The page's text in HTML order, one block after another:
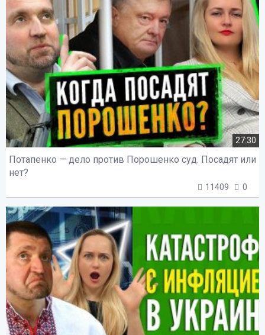
27:30
Потапенко — дело против Порошенко суд. Посадят или
нет?
11409 0